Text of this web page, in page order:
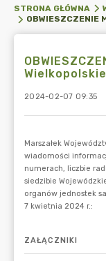
STRONA GŁÓWNA
2024-02-07 09:35
ZAŁĄCZNIKI